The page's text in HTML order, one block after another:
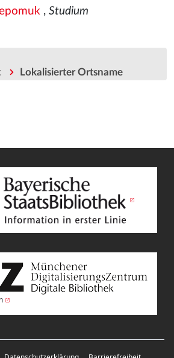
, Studium
Lokalisierter Ortsname